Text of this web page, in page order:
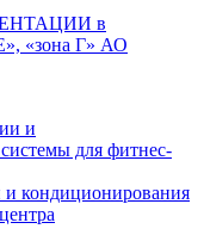
в
«зона Г» АО
кондиционирования